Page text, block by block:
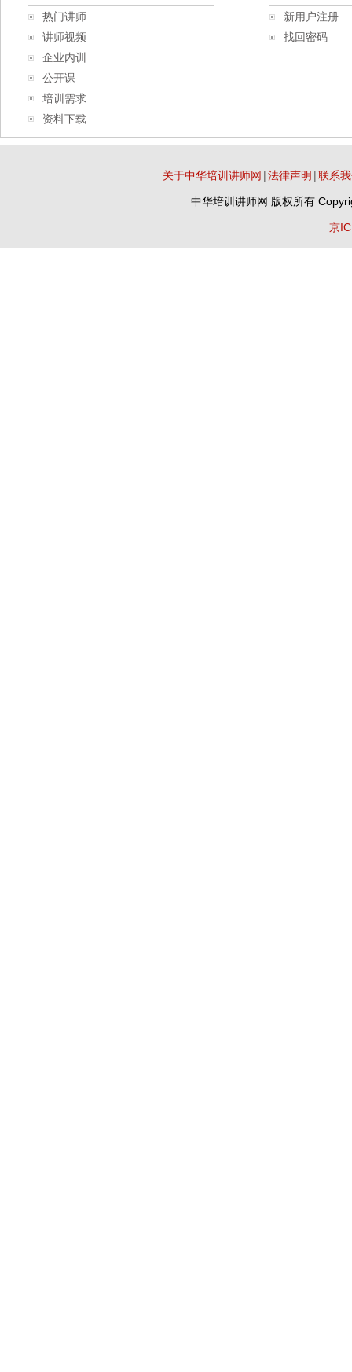
热门讲师
讲师视频
企业内训
公开课
培训需求
资料下载
新用户注册
找回密码
关于中华培训讲师网 |法律声明 |联系
中华培训讲师网 版权所有
京